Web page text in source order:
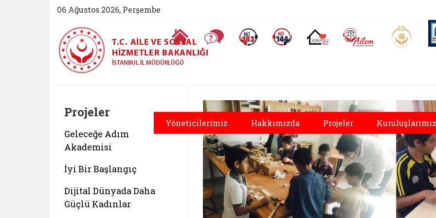
06 Ağustos 2026, Perşembe
Ana Sayfa Sıkça Sorulan SorularAlo 183 (yeni sekmede açılır)Alo 144 (yeni sekmede açılır)Koruyucu Aile (yeni sekmede açılır)
AİLEM İletişim Aile ve
T.C. AILE VE SOSYAL
HIZMETLER BAKANLIĞI
İSTANBUL İL MÜDÜRLÜĞÜ
Yöneticilerimiz Hakkımızda Projeler Kuruluşlarımız
Projeler
Geleceğe Adım
Akademisi
İyi Bir Başlangıç
Dijital Dünyada Daha
Güçlü Kadınlar